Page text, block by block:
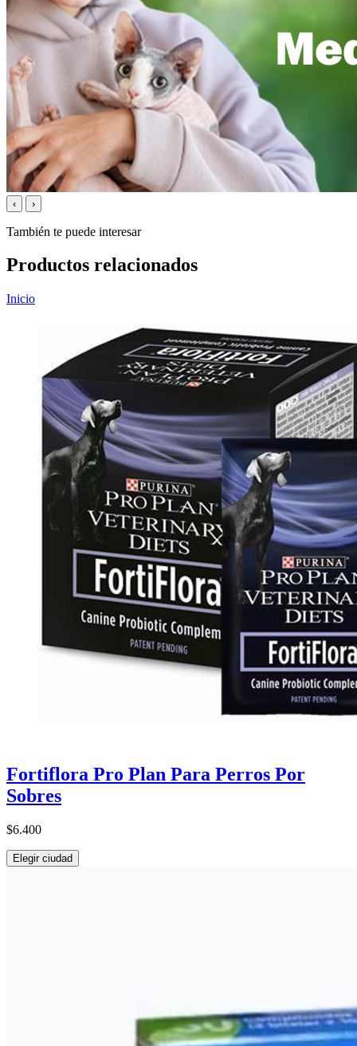
‹ ›
También te puede interesar
Productos relacionados
Inicio
Fortiflora Pro Plan Para Perros Por
Sobres
$6.400
Elegir ciudad